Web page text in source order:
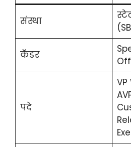
संस्था
कॅडर
पदे